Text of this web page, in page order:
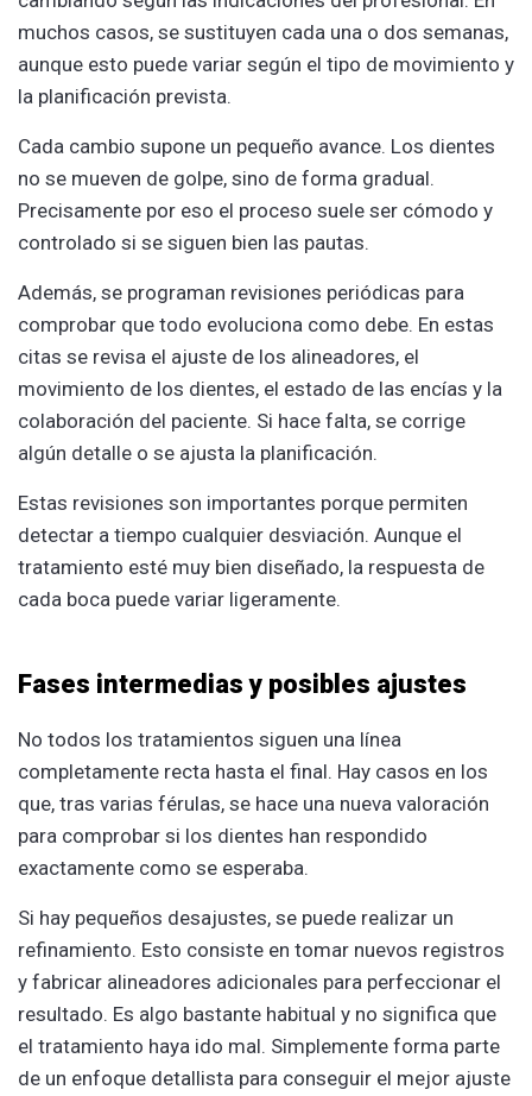
muchos casos, se sustituyen cada una o dos semanas,
aunque esto puede variar según el tipo de movimiento y
la planificación prevista.
Cada cambio supone un pequeño avance. Los dientes
no se mueven de golpe, sino de forma gradual.
Precisamente por eso el proceso suele ser cómodo y
controlado si se siguen bien las pautas.
Además, se programan revisiones periódicas para
comprobar que todo evoluciona como debe. En estas
citas se revisa el ajuste de los alineadores, el
movimiento de los dientes, el estado de las encías y la
colaboración del paciente. Si hace falta, se corrige
algún detalle o se ajusta la planificación.
Estas revisiones son importantes porque permiten
detectar a tiempo cualquier desviación. Aunque el
tratamiento esté muy bien diseñado, la respuesta de
cada boca puede variar ligeramente.
Fases intermedias y posibles ajustes
No todos los tratamientos siguen una línea
completamente recta hasta el final. Hay casos en los
que, tras varias férulas, se hace una nueva valoración
para comprobar si los dientes han respondido
exactamente como se esperaba.
Si hay pequeños desajustes, se puede realizar un
refinamiento. Esto consiste en tomar nuevos registros
y fabricar alineadores adicionales para perfeccionar el
resultado. Es algo bastante habitual y no significa que
el tratamiento haya ido mal. Simplemente forma parte
de un enfoque detallista para conseguir el mejor ajuste